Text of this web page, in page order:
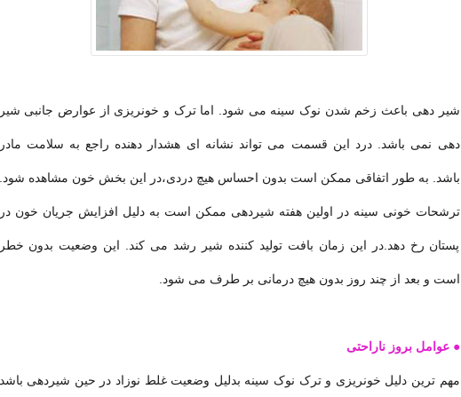
شیر دهی باعث زخم شدن نوک سینه می شود. اما ترک و خونریزی از عوارض جانبی شیر
دهی نمی باشد. درد این قسمت می تواند نشانه ای هشدار دهنده راجع به سلامت مادر
باشد. به طور اتفاقی ممکن است بدون احساس هیچ دردی،در این بخش خون مشاهده شود.
ترشحات خونی سینه در اولین هفته شیردهی ممکن است به دلیل افزایش جریان خون در
پستان رخ دهد.در این زمان بافت تولید کننده شیر رشد می کند. این وضعیت بدون خطر
است و بعد از چند روز بدون هیچ درمانی بر طرف می شود.
● عوامل بروز ناراحتی
مهم ترین دلیل خونریزی و ترک نوک سینه بدلیل وضعیت غلط نوزاد در حین شیردهی باشد